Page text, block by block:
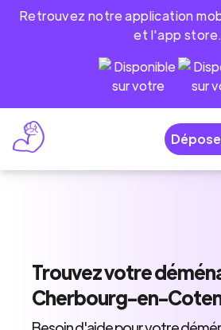
Retrouvez notre application
et l'app store.
Trouvezvotre
Cherbourg-en-